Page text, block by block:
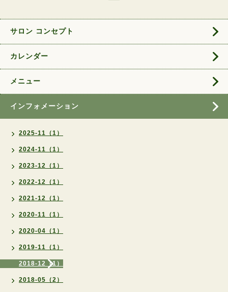
サロン コンセプト
カレンダー
メニュー
インフォメーション
2025-11（1）
2024-11（1）
2023-12（1）
2022-12（1）
2021-12（1）
2020-11（1）
2020-04（1）
2019-11（1）
2018-12（1）
2018-05（2）